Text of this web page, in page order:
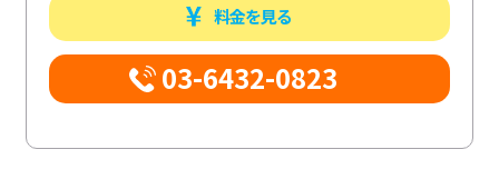
料金を見る
03-6432-0823